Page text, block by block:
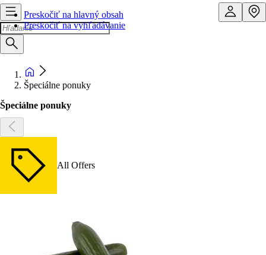
Preskočiť na hlavný obsah
Preskočiť na vyhľadávanie
Špeciálne ponuky
Špeciálne ponuky
All Offers